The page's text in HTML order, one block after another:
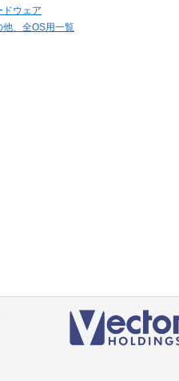
ドウェア
他、全OS用一覧